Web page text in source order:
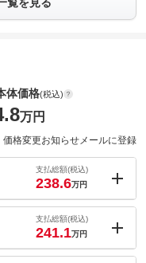
体価格(税込)
万円
価格変更お知らせメールに登録
支払総額(税込)
238.6万円
支払総額(税込)
241.1万円